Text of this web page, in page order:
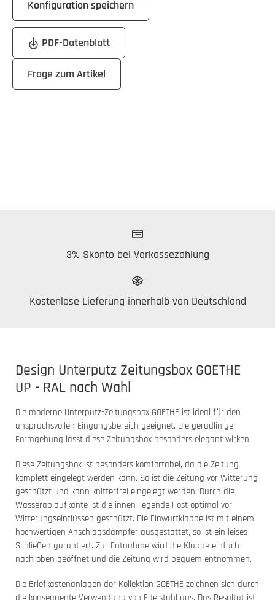
Konfiguration speichern
PDF-Datenblatt
Frage zum Artikel
3% Skonto bei Vorkassezahlung
Kostenlose Lieferung innerhalb von Deutschland
Design Unterputz Zeitungsbox GOETHE
UP - RAL nach Wahl
Die moderne Unterputz-Zeitungsbox GOETHE ist ideal für den
anspruchsvollen Eingangsbereich geeignet. Die geradlinige
Formgebung lässt diese Zeitungsbox besonders elegant wirken.
Diese Zeitungsbox ist besonders komfortabel, da die Zeitung
komplett eingelegt werden kann. So ist die Zeitung vor Witterung
geschützt und kann knitterfrei eingelegt werden. Durch die
Wasserablaufkante ist die innen liegende Post optimal vor
Witterungseinflüssen geschützt. Die Einwurfklappe ist mit einem
hochwertigen Anschlagsdämpfer ausgestattet, so ist ein leises
Schließen garantiert. Zur Entnahme wird die Klappe einfach
nach oben geöffnet und die Zeitung wird bequem entnommen.
Die Briefkastenanlagen der Kollektion GOETHE zeichnen sich durch